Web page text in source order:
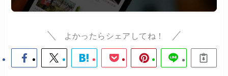
よかったらシェアしてね！